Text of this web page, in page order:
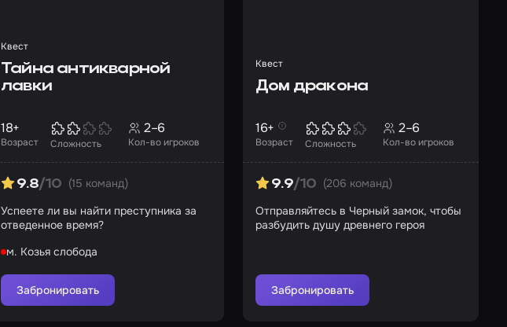
Квест
Тайна антикварной
лавки
Возраст
18+
Сложность Кол-во игроков
2–6
9.8/10 (15 команд)
Успеете ли вы найти преступника за
отведенное время?
м. Козья слобода
Забронировать
Квест
Дом дракона
Возраст
16+
Сложность Кол-во игроков
2–6
9.9/10 (206 команд)
Отправляйтесь в Черный замок, чтобы
разбудить душу древнего героя
Забронировать